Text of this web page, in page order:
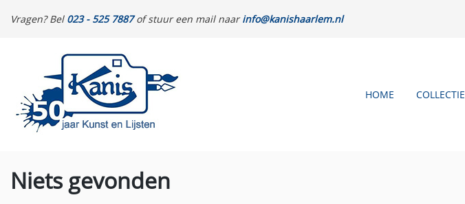
Vragen? Bel 023 - 525 7887of stuur een mail naarinfo@kanishaarlem.nl
HOME COLLECTIE
Niets gevonden